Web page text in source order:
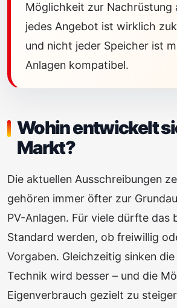
Möglichkeit zur Nachrüstung
jedes Angebot ist wirklich
und nicht jeder Speicher ist
Anlagen kompatibel.
Wohin entwickelt
Markt?
Die aktuellen Ausschreibungen
gehören immer öfter zur
PV-Anlagen. Für viele dürfte das
Standard werden, ob freiwillig
Vorgaben. Gleichzeitig sinken die
Technik wird besser – und die
Eigenverbrauch gezielt zu